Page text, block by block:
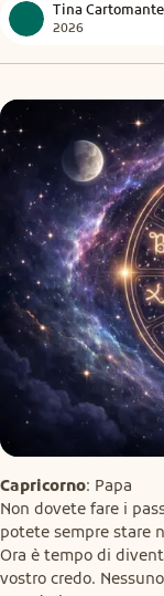
Tina
2026
Capricorno: Papa
Non dovete fare i
potete sempre stare
Ora è tempo di
vostro credo.